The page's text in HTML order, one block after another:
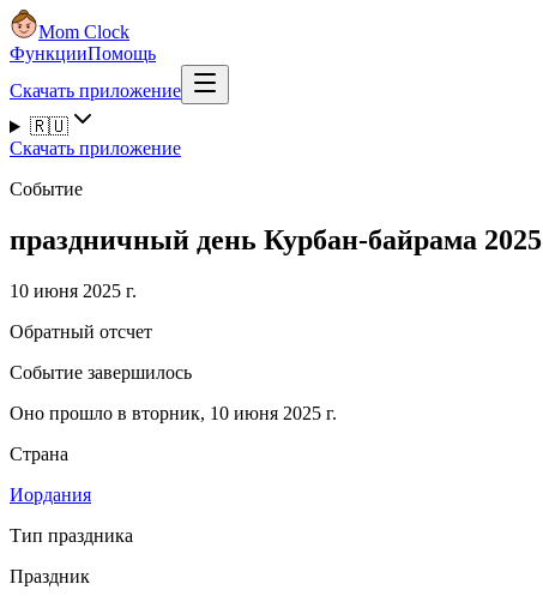
Mom Clock
ФункцииПомощь
Скачать приложение
🇷🇺
Скачать приложение
Событие
праздничный день Курбан-байрама 2025
10 июня 2025 г.
Обратный отсчет
Событие завершилось
Оно прошло в вторник, 10 июня 2025 г.
Страна
Иордания
Тип праздника
Праздник